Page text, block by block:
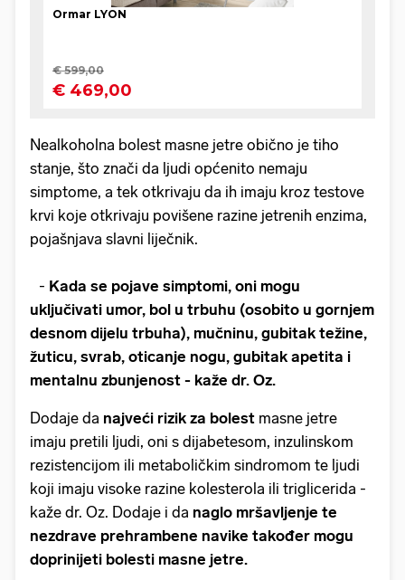
Nealkoholna bolest masne jetre obično je tiho
stanje, što znači da ljudi općenito nemaju
simptome, a tek otkrivaju da ih imaju kroz testove
krvi koje otkrivaju povišene razine jetrenih enzima,
pojašnjava slavni liječnik.
- Kada se pojave simptomi, oni mogu
uključivati umor, bol u trbuhu (osobito u gornjem
desnom dijelu trbuha), mučninu, gubitak težine,
žuticu, svrab, oticanje nogu, gubitak apetita i
mentalnu zbunjenost - kaže dr. Oz.
Dodaje da najveći rizik za bolest masne jetre
imaju pretili ljudi, oni s dijabetesom, inzulinskom
rezistencijom ili metaboličkim sindromom te ljudi
koji imaju visoke razine kolesterola ili triglicerida -
kaže dr. Oz. Dodaje i da naglo mršavljenje te
nezdrave prehrambene navike također mogu
doprinijeti bolesti masne jetre.